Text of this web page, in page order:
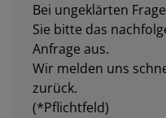
Bei ungeklärten
Sie bitte das
Anfrage aus.
Wir melden uns
zurück.
(*Pflichtfeld)